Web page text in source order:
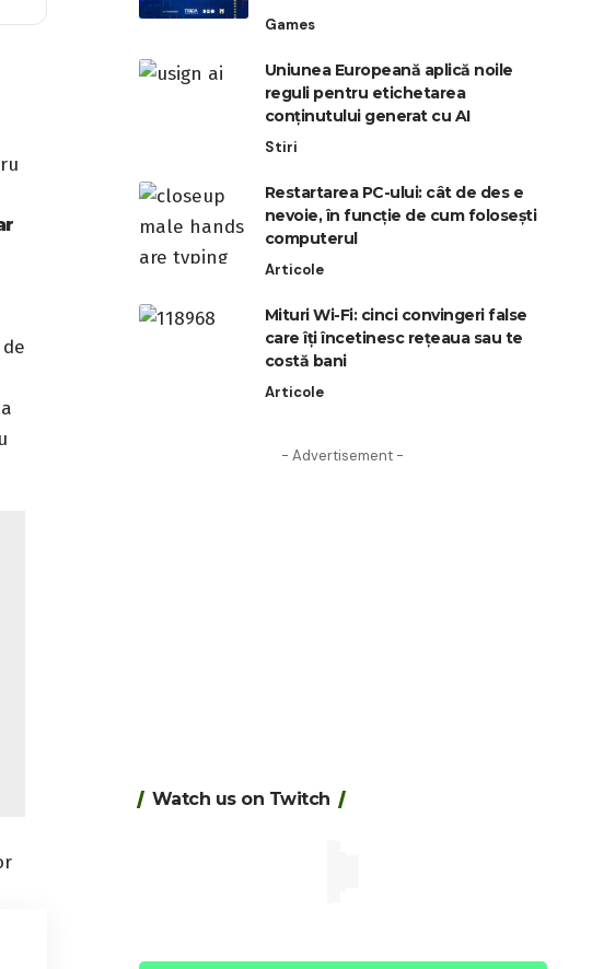
Games
Uniunea Europeană aplică noile
reguli pentru etichetarea
conținutului generat cu AI
Stiri
Restartarea PC-ului: cât de des e
nevoie, în funcție de cum folosești
computerul
Articole
Mituri Wi-Fi: cinci convingeri false
care îți încetinesc rețeaua sau te
costă bani
Articole
- Advertisement -
Watch us on Twitch